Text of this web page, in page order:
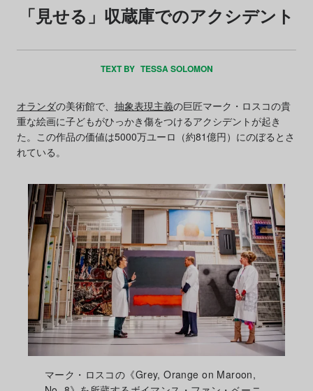
「見せる」収蔵庫でのアクシデント
TEXT BY TESSA SOLOMON
オランダの美術館で、 抽象表現主義の巨匠マーク・ロスコの貴
重な絵画に子どもがひっかき傷をつけるアクシデントが起き
た。この作品の価値は5000万ユーロ（約81億円）にのぼるとさ
れている。
マーク・ロスコの《Grey, Orange on Maroon,